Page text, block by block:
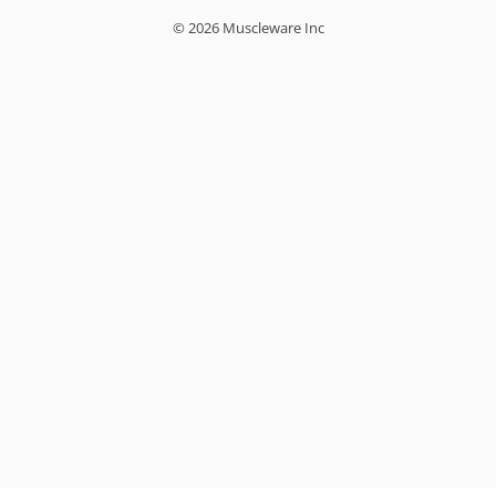
© 2026 Muscleware Inc